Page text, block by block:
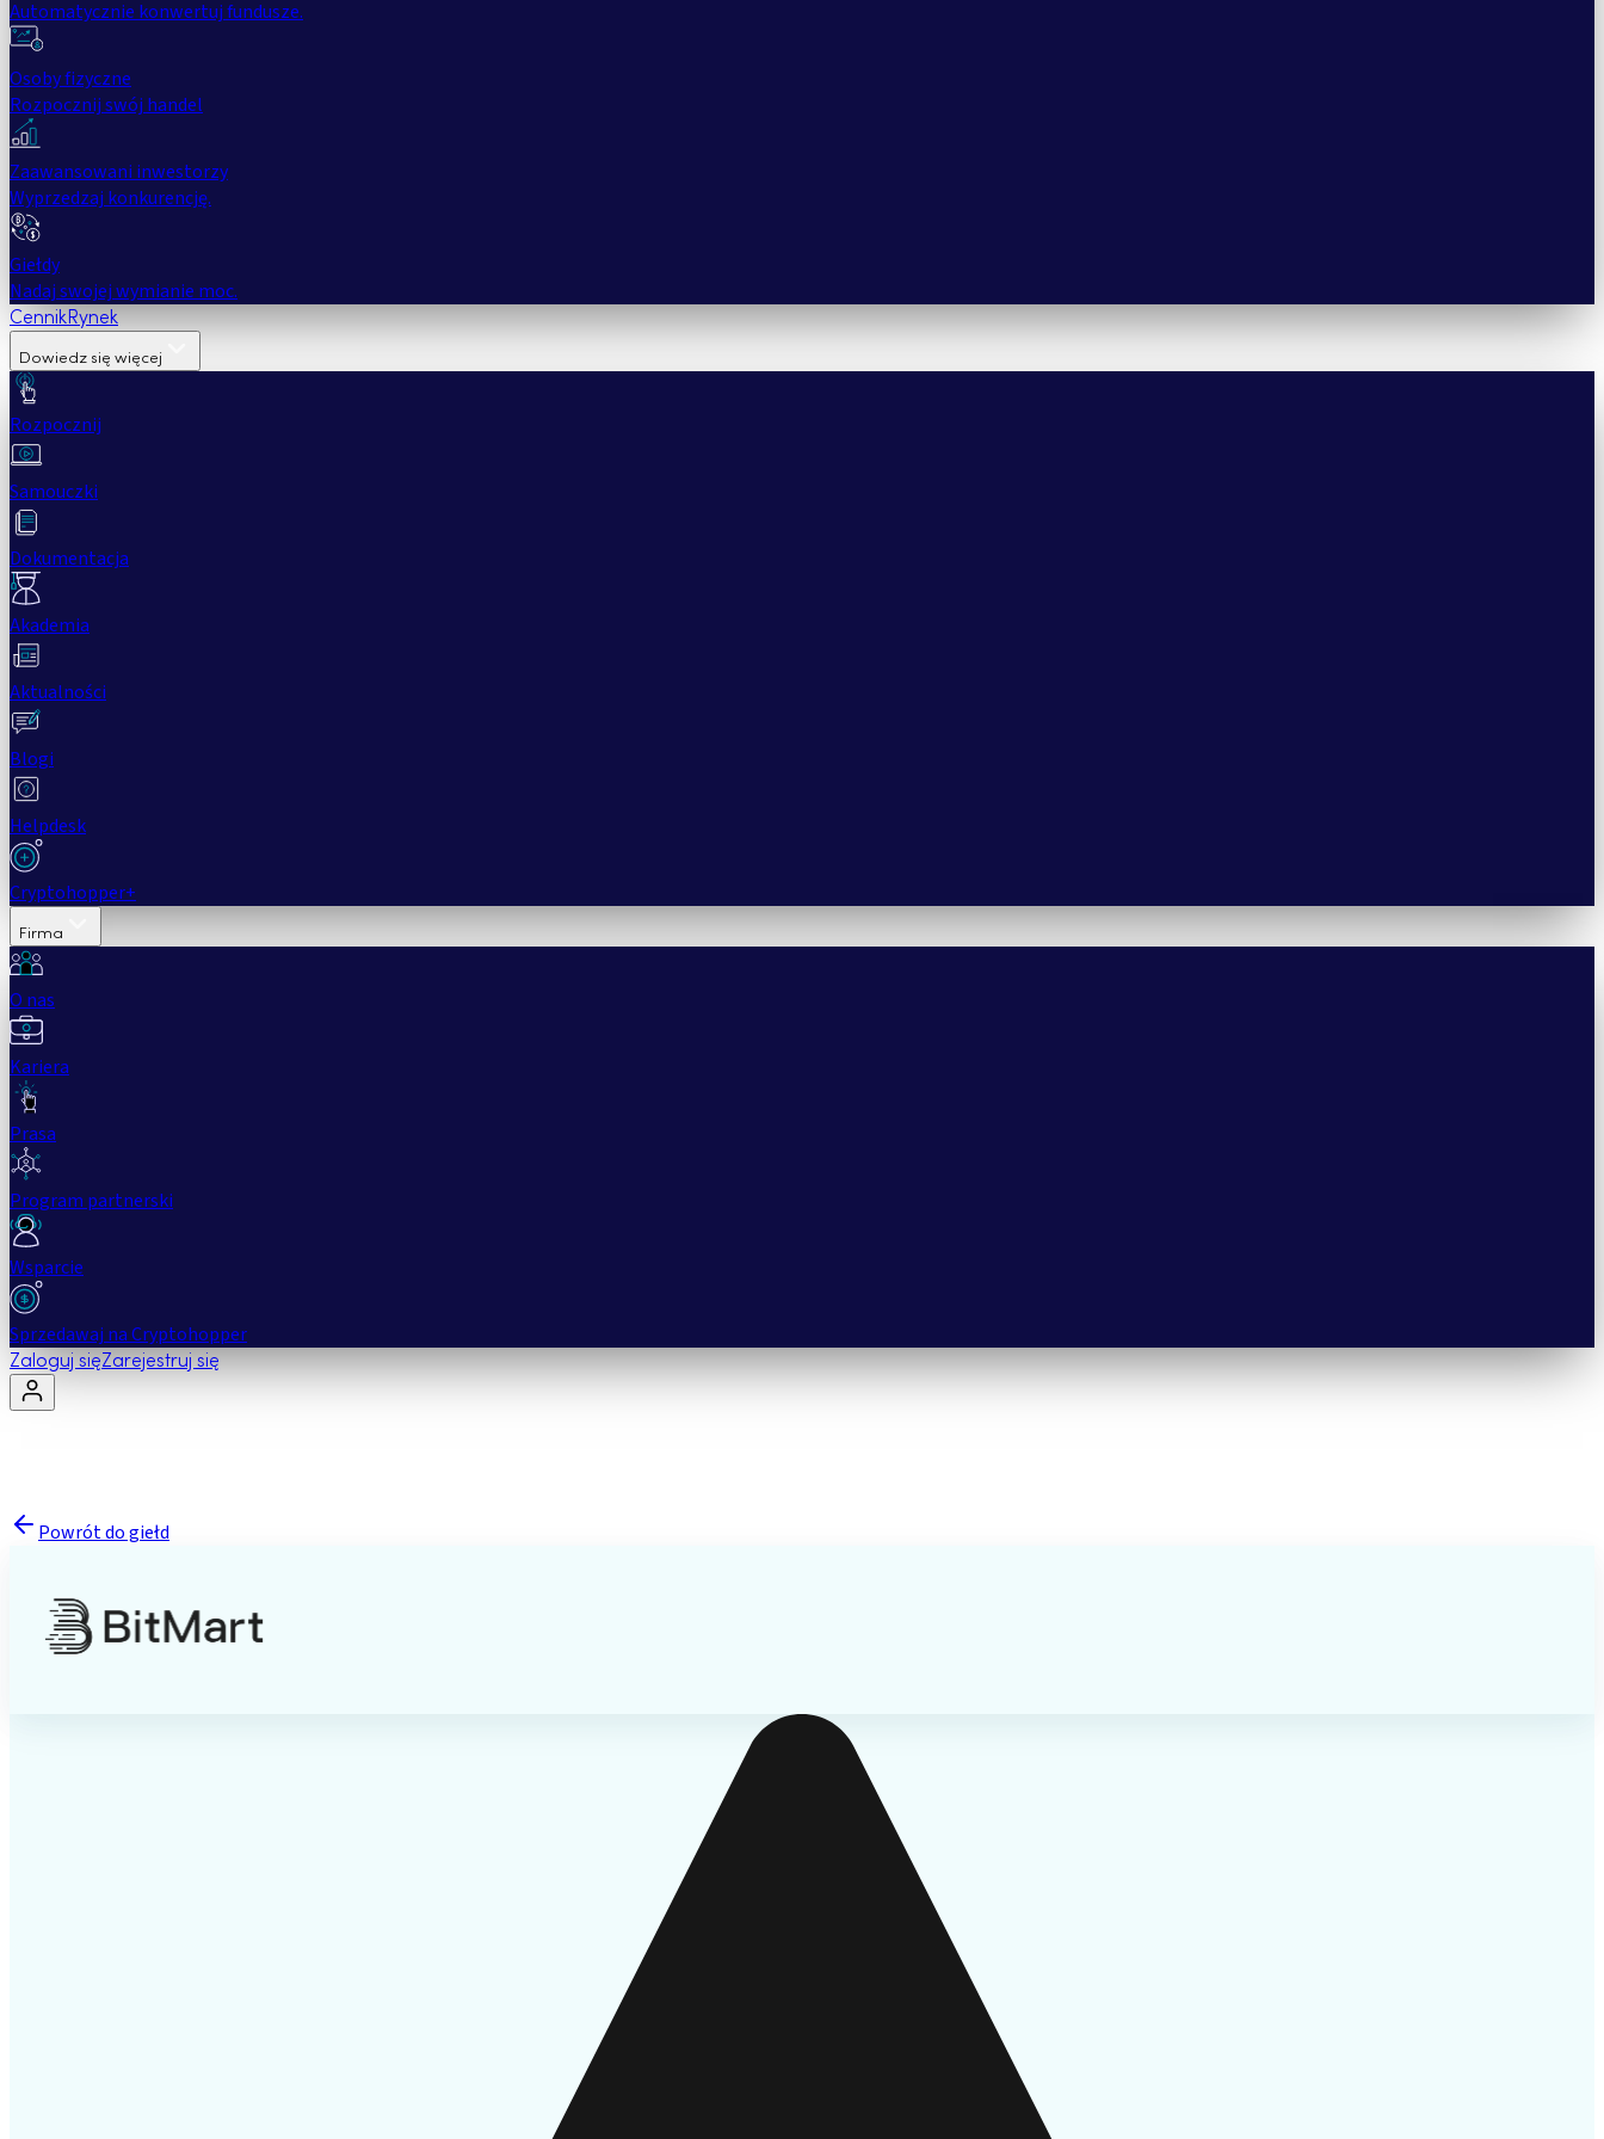
Automatycznie konwertuj fundusze.
Osoby fizyczne
Rozpocznij swój handel
Zaawansowani inwestorzy
Wyprzedzaj konkurencję.
Giełdy
Nadaj swojej wymianie moc.
CennikRynek
Dowiedz się więcej
Rozpocznij
Samouczki
Dokumentacja
Akademia
Aktualności
Blogi
Helpdesk
Cryptohopper+
Firma
O nas
Kariera
Prasa
Program partnerski
Wsparcie
Sprzedawaj na Cryptohopper
Zaloguj sięZarejestruj się
Powrót do giełd